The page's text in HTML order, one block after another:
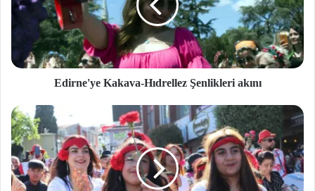
Edirne'ye Kakava-Hıdrellez Şenlikleri akını